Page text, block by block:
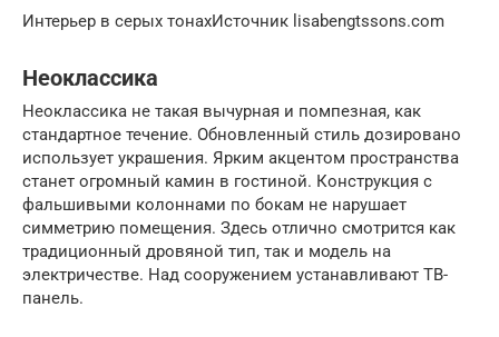
Интерьер в серых тонахИсточник lisabengtssons.com
Неоклассика
Неоклассика не такая вычурная и помпезная, как
стандартное течение. Обновленный стиль дозировано
использует украшения. Ярким акцентом пространства
станет огромный камин в гостиной. Конструкция с
фальшивыми колоннами по бокам не нарушает
симметрию помещения. Здесь отлично смотрится как
традиционный дровяной тип, так и модель на
электричестве. Над сооружением устанавливают ТВ-
панель.